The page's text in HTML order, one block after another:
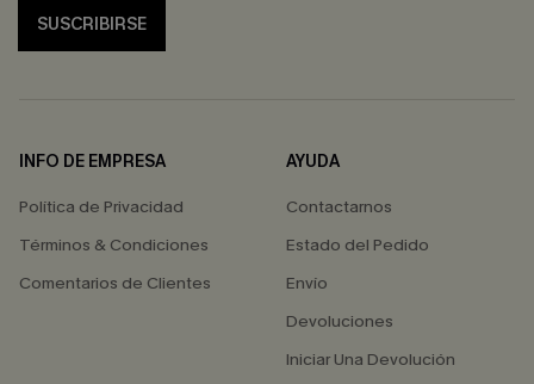
SUSCRIBIRSE
INFO DE EMPRESA
Política de Privacidad
Términos & Condiciones
Comentarios de Clientes
AYUDA
Contactarnos
Estado del Pedido
Envío
Devoluciones
Iniciar Una Devolución